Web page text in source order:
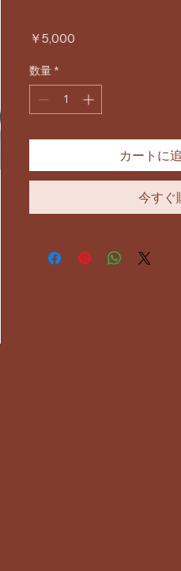
￥5,000
数量 *
カートに
今すぐ